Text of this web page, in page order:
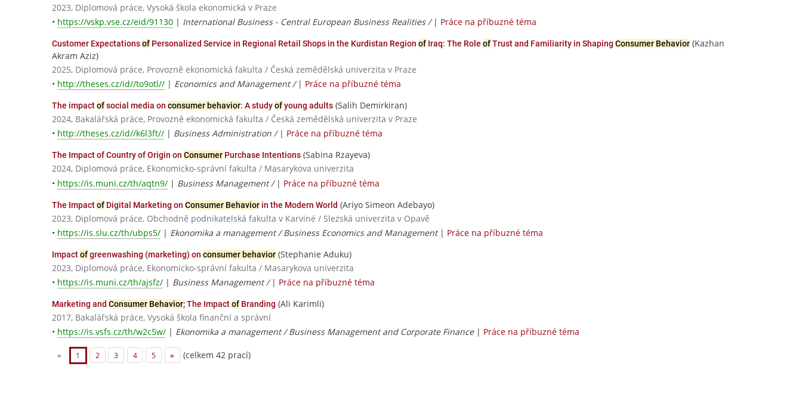
2023, Diplomová práce, Vysoká škola ekonomická v Praze
• https://vskp.vse.cz/eid/91130 | International Business - Central European Business Realities / | Práce na příbuzné téma
Customer Expectationsof Personalized Service in Regional Retail Shops in the Kurdistan Region of Iraq: The Role ofTrust and Familiarity in Shaping Consumer Behavior (Kazhan
Akram Aziz)
2025, Diplomová práce, Provozně ekonomická fakulta / Česká zemědělská univerzita v Praze
• http://theses.cz/id//to9otl// | Economics and Management / | Práce na příbuzné téma
The impactofsocial media on consumer behavior: A studyofyoung adults (Salih Demirkiran)
2024, Bakalářská práce, Provozně ekonomická fakulta / Česká zemědělská univerzita v Praze
• http://theses.cz/id//k6l3ft// | Business Administration / | Práce na příbuzné téma
The Impact of Country of Origin on Consumer Purchase Intentions (Sabina Rzayeva)
2024, Diplomová práce, Ekonomicko-správní fakulta / Masarykova univerzita
• https://is.muni.cz/th/aqtn9/ | Business Management / | Práce na příbuzné téma
The Impactof Digital Marketing on Consumer Behavior in the Modern World (Ariyo Simeon Adebayo)
2023, Diplomová práce, Obchodně podnikatelská fakulta v Karviné / Slezská univerzita v Opavě
• https://is.slu.cz/th/ubps5/ | Ekonomika a management / Business Economics and Management| Práce na příbuzné téma
Impactofgreenwashing (marketing) on consumer behavior (Stephanie Aduku)
2023, Diplomová práce, Ekonomicko-správní fakulta / Masarykova univerzita
• https://is.muni.cz/th/ajsfz/ | Business Management / | Práce na příbuzné téma
Marketing and Consumer Behavior; The Impactof Branding (Ali Karimli)
2017, Bakalářská práce, Vysoká škola finanční a správní
• https://is.vsfs.cz/th/w2c5w/ | Ekonomika a management / Business Management and Corporate Finance| Práce na příbuzné téma
« 1 2 3 4 5 » (celkem 42 prací)